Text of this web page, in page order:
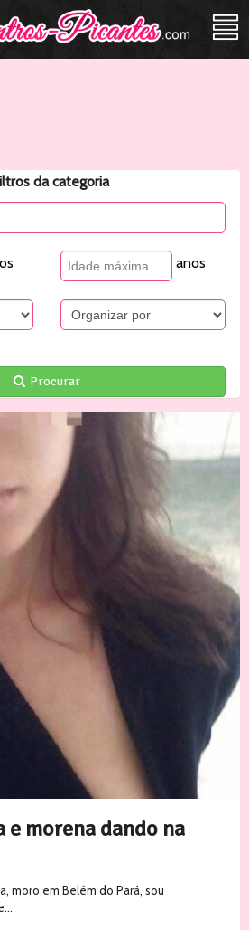
da categoria
anos
Procurar
e morena dando na
moro em Belém do Pará, sou